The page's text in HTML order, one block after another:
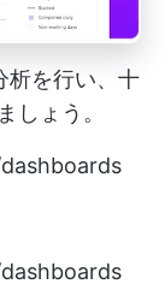
析を行い、十
しょう。